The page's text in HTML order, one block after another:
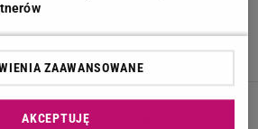
zdradził żonę, gdy rodziła ich
w szpitalu, ale nie miała skurczów"
4 MARCA 2026, 15:48
był przy porodzie Frycz. Ujawnił
"Cały czas płakałem"
ZAAWANSOWANE
AKCEPTUJĘ